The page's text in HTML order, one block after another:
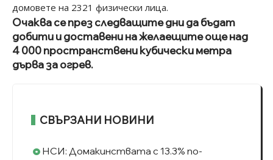
домовете на 2321 физически лица.
Очаква се през следващите дни да бъдат
добити и доставени на желаещите още над
4 000 пространствени кубически метра
дърва за огрев.
СВЪРЗАНИ НОВИНИ
НСИ: Домакинствата с 13.3% по-